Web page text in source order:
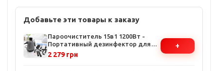
Добавьте эти товары к заказу
Пароочиститель 15в1 1200Вт -
Портативный дезинфектор для
дома, 15 насадок, быстрый нагрев
за 3 минуты
2 279 грн
+